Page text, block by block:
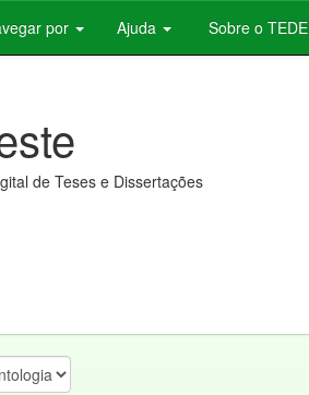
por Ajuda Sobre o TEDE
de Teses e Dissertações